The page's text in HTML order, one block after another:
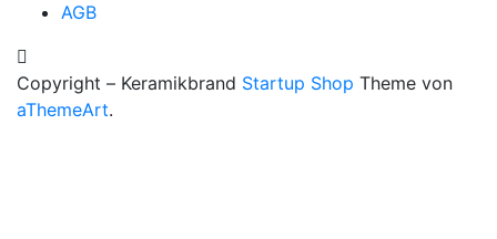
AGB
Copyright – Keramikbrand Startup Shop Theme von
aThemeArt.